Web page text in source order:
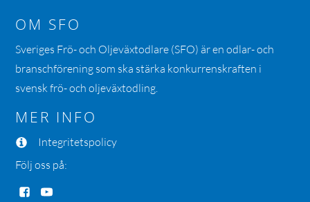
OM SFO
Sveriges Frö- och Oljeväxtodlare (SFO) är en odlar- och
branschförening som ska stärka konkurrenskraften i
svensk frö- och oljeväxtodling.
MER INFO
Integritetspolicy
Följ oss på: